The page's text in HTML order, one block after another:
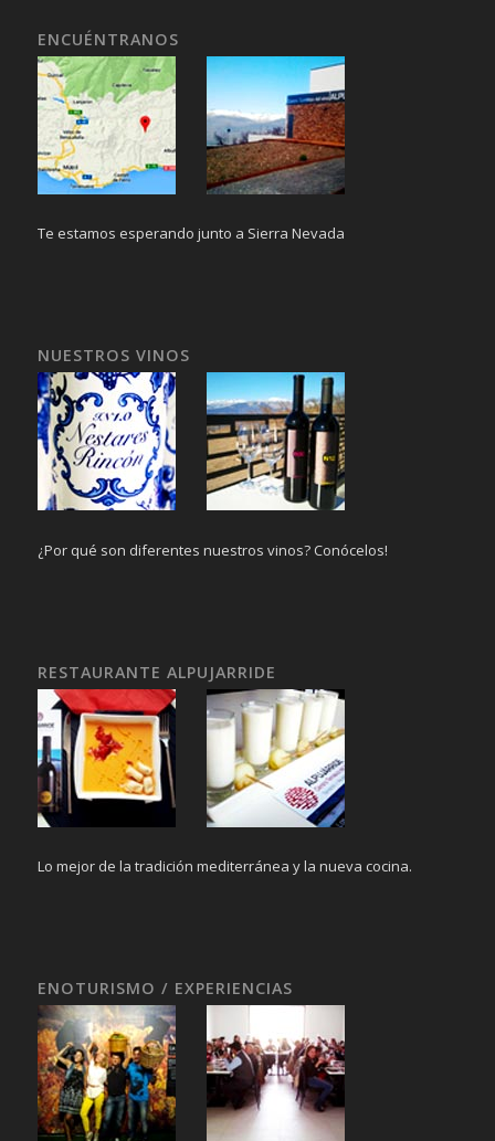
ENCUÉNTRANOS
Te estamos esperando junto a Sierra Nevada
NUESTROS VINOS
¿Por qué son diferentes nuestros vinos? Conócelos!
RESTAURANTE ALPUJARRIDE
Lo mejor de la tradición mediterránea y la nueva cocina.
ENOTURISMO / EXPERIENCIAS